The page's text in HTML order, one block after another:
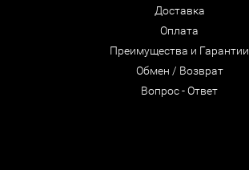
Доставка
Оплата
Преимущества и Гарантии
Обмен / Возврат
Вопрос - Ответ